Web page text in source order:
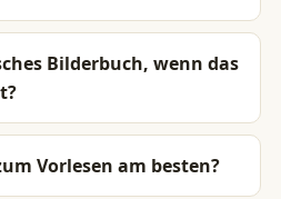
Bilderbuch, wenn das
Vorlesen am besten?